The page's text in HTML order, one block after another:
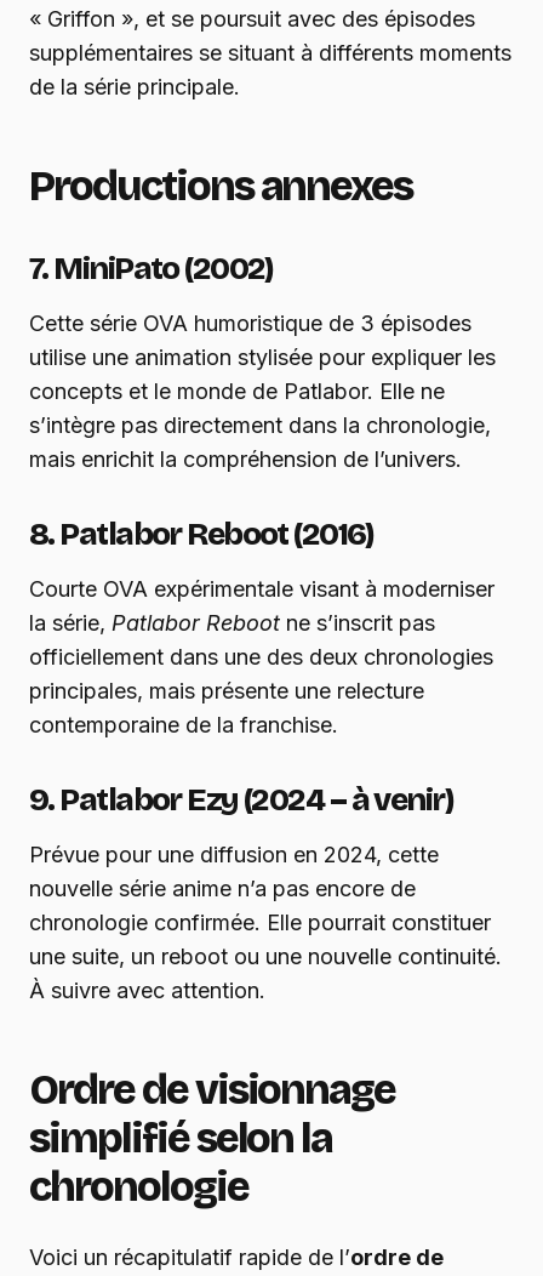
« Griffon », et se poursuit avec des épisodes
supplémentaires se situant à différents moments
de la série principale.
Productions annexes
7. MiniPato (2002)
Cette série OVA humoristique de 3 épisodes
utilise une animation stylisée pour expliquer les
concepts et le monde de Patlabor. Elle ne
s’intègre pas directement dans la chronologie,
mais enrichit la compréhension de l’univers.
8. Patlabor Reboot (2016)
Courte OVA expérimentale visant à moderniser
la série, Patlabor Reboot ne s’inscrit pas
officiellement dans une des deux chronologies
principales, mais présente une relecture
contemporaine de la franchise.
9. Patlabor Ezy (2024 – à venir)
Prévue pour une diffusion en 2024, cette
nouvelle série anime n’a pas encore de
chronologie confirmée. Elle pourrait constituer
une suite, un reboot ou une nouvelle continuité.
À suivre avec attention.
Ordre de visionnage
simplifié selon la
chronologie
Voici un récapitulatif rapide de l’ordre de